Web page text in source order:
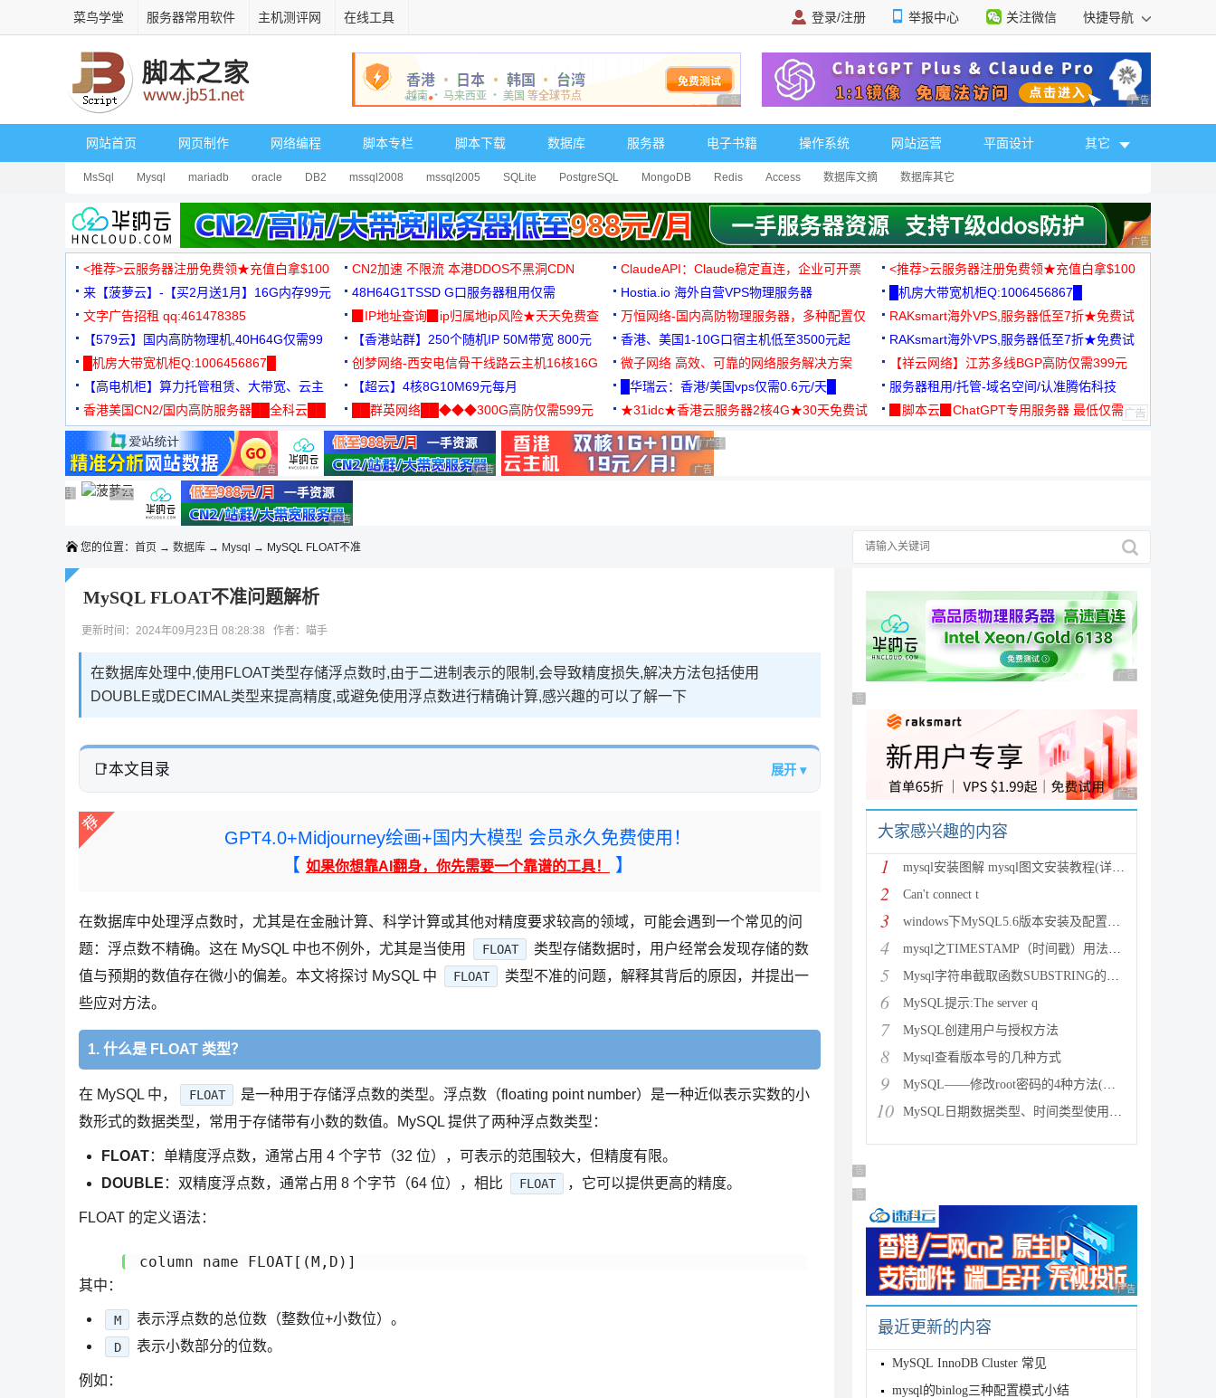
菜鸟学堂 服务器常用软件 主机测评网 在线工具 登录/注册 举报中心 关注微信 快捷导航
广告 商业广告，理性选择 广告 商业广告，理
网站首页 网页制作 网络编程 脚本专栏 脚本下载 数据库 服务器 电子书籍 操作系统 网站运营 平面设计 其它
MsSql Mysql mariadb oracle DB2 mssql2008 mssql2005 SQLite PostgreSQL MongoDB Redis Access 数据库文摘 数据库其它
广告 商业广告，理
<推荐>云服务器注册免费领★充值白拿$100 CN2加速 不限流 本港DDOS不黑洞CDN ClaudeAPI：Claude稳定直连，企业可开票
<推荐>云服务器注册免费领★充值白拿$100
来【菠萝云】-【买2月送1月】16G内存99元
48H64G1TSSD G口服务器租用仅需
3000+可免费测试
Hostia.io 海外自营VPS物理服务器
█机房大带宽机柜Q:1006456867█
文字广告招租 qq:461478385
▉IP地址查询▉ip归属地ip风险★天天免费查
万恒网络-国内高防物理服务器，多种配置仅
99元/月起
RAKsmart海外VPS,服务器低至7折★免费试
用★
【579云】国内高防物理机,40H64G仅需99
元
【香港站群】250个随机IP 50M带宽 800元 香港、美国1-10G口宿主机低至3500元起
RAKsmart海外VPS,服务器低至7折★免费试
用★
█机房大带宽机柜Q:1006456867█
创梦网络-西安电信骨干线路云主机16核16G
88元/月
微子网络 高效、可靠的网络服务解决方案
【祥云网络】江苏多线BGP高防仅需399元
【高电机柜】算力托管租赁、大带宽、云主
机
【超云】4核8G10M69元每月 █华瑞云：香港/美国vps仅需0.6元/天█
服务器租用/托管-域名空间/认准腾佑科技
香港美国CN2/国内高防服务器██全科云██
██群英网络██◆◆◆300G高防仅需599元
◆◆◆
★31idc★香港云服务器2核4G★30天免费试
用◆
▉脚本云▉ChatGPT专用服务器 最低仅需
广告 商业广告，理性选择 广告 商业广告，理性选择 广告 商业广告，理性选择
广告 商业广告，理性选择
广告 商业广告，理性选择
广告 商业广告，理性选择
广告 商业广告，理性选择
广告 商业广告，理性选择广告 商业广告，理性选择
广告 商业广告，理性选择
您的位置： 首页 → 数据库 → Mysql → MySQL FLOAT不准
MySQL FLOAT不准问题解析
更新时间：2024年09月23日 08:28:38 作者：喵手
在数据库处理中,使用FLOAT类型存储浮点数时,由于二进制表示的限制,会导致精度损失,解决方法包括使用
DOUBLE或DECIMAL类型来提高精度,或避免使用浮点数进行精确计算,感兴趣的可以了解一下
本文目录 展开 ▾
GPT4.0+Midjourney绘画+国内大模型 会员永久免费使用！
【 如果你想靠AI翻身，你先需要一个靠谱的工具！ 】
在数据库中处理浮点数时，尤其是在金融计算、科学计算或其他对精度要求较高的领域，可能会遇到一个常见的问
题：浮点数不精确。这在 MySQL 中也不例外，尤其是当使用
FLOAT
类型存储数据时，用户经常会发现存储的数
值与预期的数值存在微小的偏差。本文将探讨 MySQL 中
FLOAT
类型不准的问题，解释其背后的原因，并提出一
些应对方法。
1. 什么是 FLOAT 类型？
在 MySQL 中， FLOAT
是一种用于存储浮点数的类型。浮点数（floating point number）是一种近似表示实数的小
数形式的数据类型，常用于存储带有小数的数值。MySQL 提供了两种浮点数类型：
FLOAT：单精度浮点数，通常占用 4 个字节（32 位），可表示的范围较大，但精度有限。
DOUBLE ：双精度浮点数，通常占用 8 个字节（64 位），相比 FLOAT ，它可以提供更高的精度。
FLOAT 的定义语法：
其中：
M 表示浮点数的总位数（整数位+小数位）。
D 表示小数部分的位数。
例如：
广告 商业广告，理性
广告 商业广告，理性选择
广告 商业广告，理性
大家感兴趣的内容
1 mysql安装图解 mysql图文安装教程(详细说明)
2 Can't connect t
3 windows下MySQL5.6版本安装及配置过程附有截图和
4 mysql之TIMESTAMP（时间戳）用法详解
5 Mysql字符串截取函数SUBSTRING的用法说明
6 MySQL提示:The server q
7 MySQL创建用户与授权方法
8 Mysql查看版本号的几种方式
9 MySQL——修改root密码的4种方法(以windows为
10 MySQL日期数据类型、时间类型使用总结
广告 商业广告，理性选择
广告 商业广告，理性选择
广告 商业广告，理性
最近更新的内容
MySQL InnoDB Cluster 常见
mysql的binlog三种配置模式小结